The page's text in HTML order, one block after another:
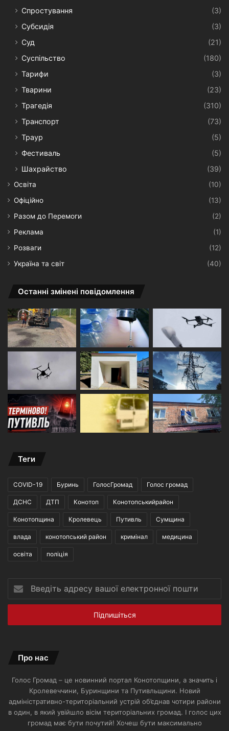
Спростування
(3)
Субсидія
(3)
Суд
(21)
Суспільство
(180)
Тарифи
(3)
Тварини
(23)
Трагедія
(310)
Транспорт
(73)
Траур
(5)
Фестиваль
(5)
Шахрайство
(39)
Освіта
(10)
Офіційно
(13)
Разом до Перемоги
(2)
Реклама
(1)
Розваги
(12)
Україна та світ
(40)
Останні змінені повідомлення
Теги
COVID-19 Буринь ГолосГромад Голос громад
ДСНС ДТП Конотоп Конотопськийрайон
Конотопщина Кролевець Путивль Сумщина
влада конотопський район кримінал медицина
освіта поліція
адресу
вашої
пошти
Про нас
Голос Громад – це новинний портал Конотопщини, а значить і
Кролевеччини, Буринщини та Путивльщини. Новий
адміністративно-територіальний устрій об’єднав чотири райони
в один, в який увійшло вісім територіальних громад. І голос цих
громад має бути почутий! Хочеш бути максимально